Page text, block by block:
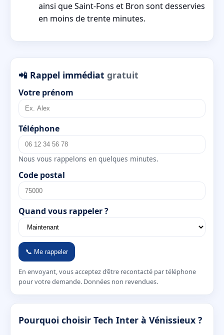
ainsi que Saint-Fons et Bron sont desservies
en moins de trente minutes.
📲 Rappel immédiat gratuit
Votre prénom
Téléphone
Nous vous rappelons en quelques minutes.
Code postal
Quand vous rappeler ?
📞 Me rappeler
En envoyant, vous acceptez d’être recontacté par téléphone
pour votre demande. Données non revendues.
Pourquoi choisir Tech Inter à Vénissieux ?